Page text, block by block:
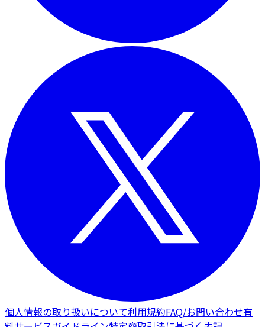
個人情報の取り扱いについて利用規約FAQ/お問い合わせ有